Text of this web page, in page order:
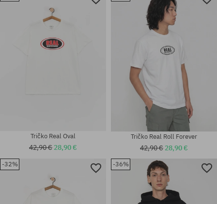
univerzálna veľkosť
Dostupné veľkosti:
Dostupné veľkosti:
Dostupné veľkosti:
Tričko Real Oval
42,90 € 28,90 €
Tričko Real Roll Forever
42,90 € 28,90 €
-32% -36%